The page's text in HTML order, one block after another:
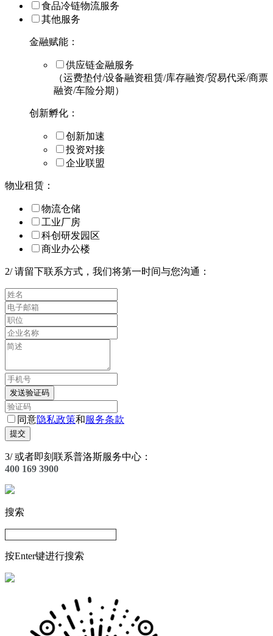
食品冷链物流服务
其他服务
金融赋能：
供应链金融服务
（运费垫付/设备融资租赁/库存融资/贸易代采/商票
融资/车险分期）
创新孵化：
创新加速
投资对接
企业联盟
物业租赁：
物流仓储
工业厂房
科创研发园区
商业办公楼
2/请留下联系方式，我们将第一时间与您沟通：
发送验证码
同意隐私政策和服务条款
提交
3/或者即刻联系普洛斯服务中心：
400 169 3900
搜索
按Enter键进行搜索